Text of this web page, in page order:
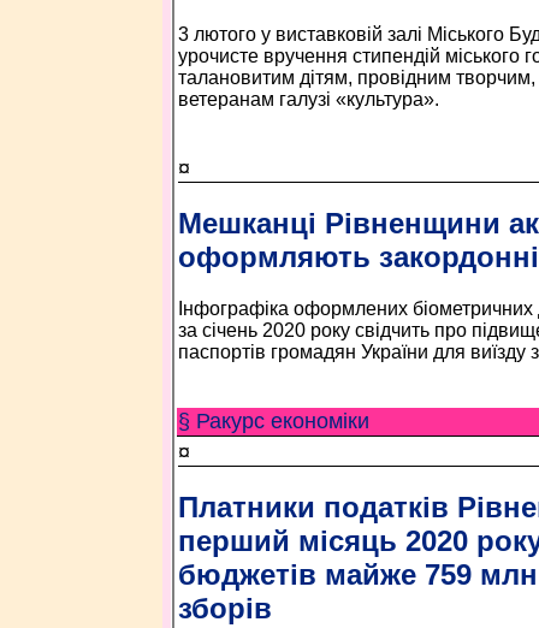
3 лютого у виставковій залі Міського
урочисте вручення стипендій міського
талановитим дітям, провідним творчим,
ветеранам галузі «культура».
¤
Мешканці Рівненщини
оформляють
Інфографіка оформлених
за січень 2020 року свідчить про
паспортів громадян України для виїзду
§ Ракурс економiки
¤
Платники податків
перший місяць 2020
бюджетів майже 759
зборів